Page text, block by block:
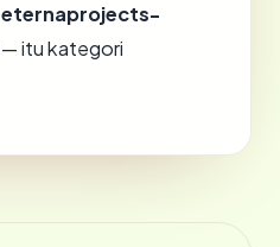
eternaprojects-
— itu kategori